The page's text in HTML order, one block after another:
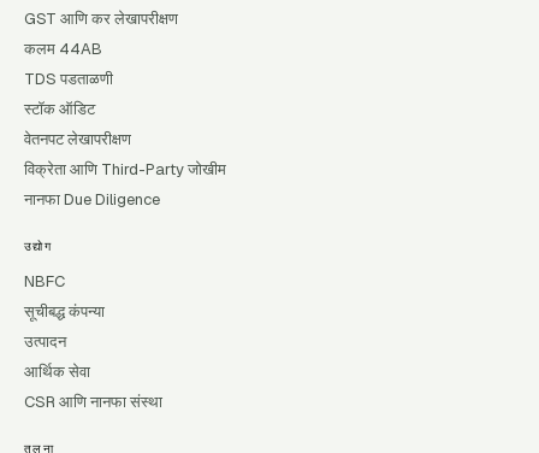
GST आणि कर लेखापरीक्षण
कलम 44AB
TDS पडताळणी
स्टॉक ऑडिट
वेतनपट लेखापरीक्षण
विक्रेता आणि Third-Party जोखीम
नानफा Due Diligence
उद्योग
NBFC
सूचीबद्ध कंपन्या
उत्पादन
आर्थिक सेवा
CSR आणि नानफा संस्था
तुलना